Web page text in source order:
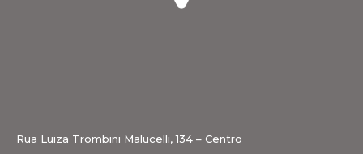
Rua Luiza Trombini Malucelli, 134 – Centro